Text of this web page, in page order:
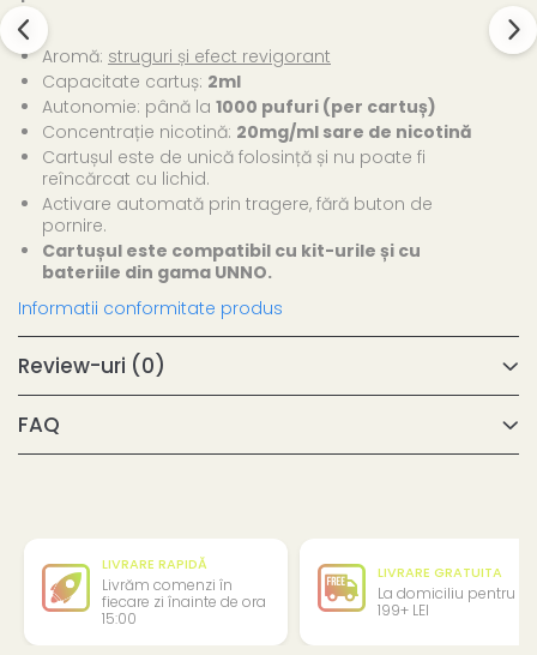
Aromă: struguri și efect revigorant
Capacitate cartuș: 2ml
Autonomie: până la 1000 pufuri (per cartuș)
Concentrație nicotină: 20mg/ml sare de nicotină
Cartușul este de unică folosință și nu poate fi
reîncărcat cu lichid.
Activare automată prin tragere, fără buton de
pornire.
Cartușul este compatibil cu kit-urile și cu
bateriile din gama UNNO.
Informatii conformitate produs
Review-uri (0)
FAQ
LIVRARE RAPIDĂ
Livrăm comenzi în
fiecare zi înainte de ora
15:00
LIVRARE GRATUITA
La domiciliu pentru
199+ LEI